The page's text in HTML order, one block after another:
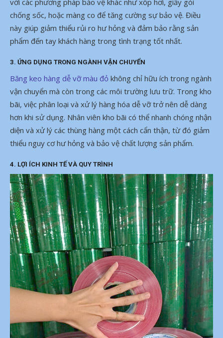
với các phương pháp bảo vệ khác như xốp hơi, giấy gói
chống sốc, hoặc màng co để tăng cường sự bảo vệ. Điều
này giúp giảm thiểu rủi ro hư hỏng và đảm bảo rằng sản
phẩm đến tay khách hàng trong tình trạng tốt nhất.
3. ỨNG DỤNG TRONG NGÀNH VẬN CHUYỂN
Băng keo hàng dễ vỡ màu đỏ không chỉ hữu ích trong ngành
vận chuyển mà còn trong các môi trường lưu trữ. Trong kho
bãi, việc phân loại và xử lý hàng hóa dễ vỡ trở nên dễ dàng
hơn khi sử dụng. Nhân viên kho bãi có thể nhanh chóng nhận
diện và xử lý các thùng hàng một cách cẩn thận, từ đó giảm
thiểu nguy cơ hư hỏng và bảo vệ chất lượng sản phẩm.
4. LỢI ÍCH KINH TẾ VÀ QUY TRÌNH